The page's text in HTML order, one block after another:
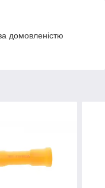
домовленістю